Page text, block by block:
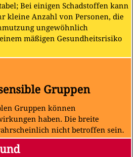
Bei einigen Schadstoffen kann
kleine Anzahl von Personen, die
ungewöhnlich
mäßigen Gesundheitsrisiko
Gruppen
Gruppen können
haben. Die breite
nicht betroffen sein.